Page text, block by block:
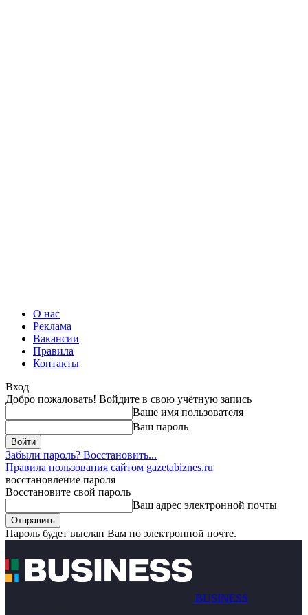
О нас
Реклама
Вакансии
Правила
Контакты
Вход
Добро пожаловать! Войдите в свою учётную запись
Ваше имя пользователя
Ваш пароль
Забыли пароль? Восстановить...
Правила пользования сайтом gazetabiznes.ru
восстановление пароля
Восстановите свой пароль
Ваш адрес электронной почты
Пароль будет выслан Вам по электронной почте.
BUSINESS